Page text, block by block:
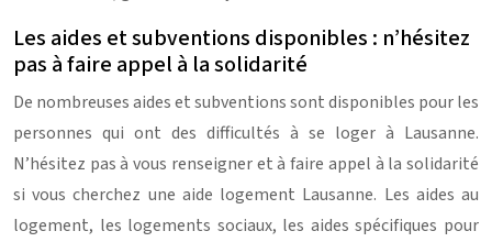
Les aides et subventions disponibles : n’hésitez
pas à faire appel à la solidarité
De nombreuses aides et subventions sont disponibles pour les
personnes qui ont des difficultés à se loger à Lausanne.
N’hésitez pas à vous renseigner et à faire appel à la solidarité
si vous cherchez une aide logement Lausanne. Les aides au
logement, les logements sociaux, les aides spécifiques pour